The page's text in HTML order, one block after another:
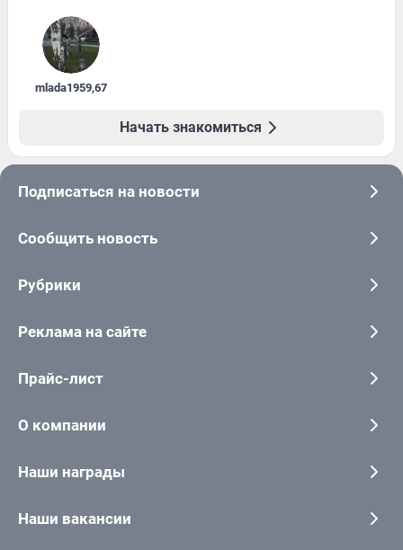
mlada1959,67
Начать знакомиться
Подписаться на новости
Сообщить новость
Рубрики
Реклама на сайте
Прайс-лист
О компании
Наши награды
Наши вакансии